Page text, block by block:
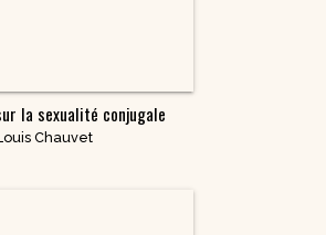
la sexualité conjugale
Chauvet